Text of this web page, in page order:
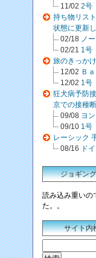
11/02 2号
持ち物リス
状態に更新
02/18 ノ
02/21 1号
旅のきっかけ
12/02 Ｂ
12/02 1号
狂犬病予防
京での接種
09/08 ヨ
09/10 1号
レーシック
08/16 ド
ジョギン
読み込み重いの
た。。
サイト内